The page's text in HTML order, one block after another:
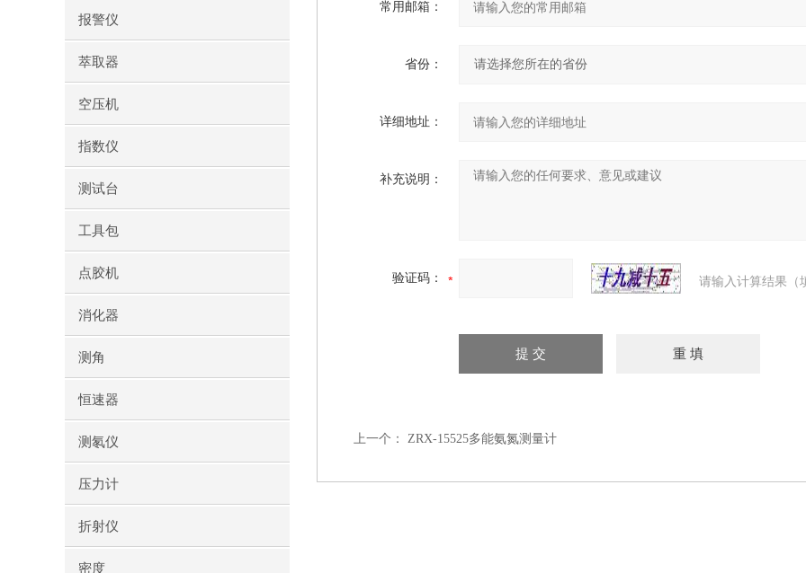
报警仪
萃取器
空压机
指数仪
测试台
工具包
点胶机
消化器
测角
恒速器
测氡仪
压力计
折射仪
密度
常用邮箱：
省份：
详细地址：
补充说明：
验证码： 请输入计算结果（
上一个： ZRX-15525多能氨氮测量计